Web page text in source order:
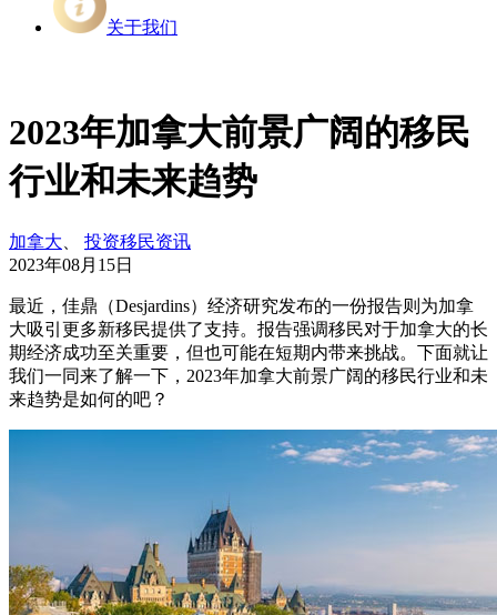
关于我们
2023年加拿大前景广阔的移民
行业和未来趋势
加拿大
投资移民资讯
2023年08月15日
最近，佳鼎（Desjardins）经济研究发布的一份报告则为加拿
大吸引更多新移民提供了支持。报告强调移民对于加拿大的长
期经济成功至关重要，但也可能在短期内带来挑战。下面就让
我们一同来了解一下，2023年加拿大前景广阔的移民行业和未
来趋势是如何的吧？